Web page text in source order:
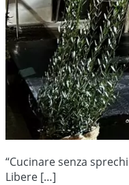
“Cucinare senza
Libere […]